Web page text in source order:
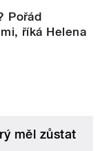
Pořád
říká Helena
měl zůstat